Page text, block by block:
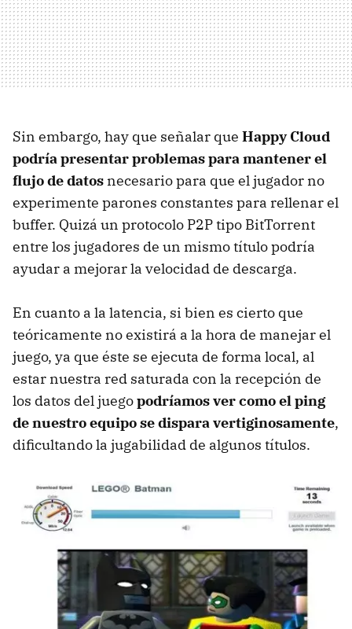
Sin embargo, hay que señalar que Happy Cloud
podría presentar problemas para mantener el
flujo de datos necesario para que el jugador no
experimente parones constantes para rellenar el
buffer. Quizá un protocolo P2P tipo BitTorrent
entre los jugadores de un mismo título podría
ayudar a mejorar la velocidad de descarga.
En cuanto a la latencia, si bien es cierto que
teóricamente no existirá a la hora de manejar el
juego, ya que éste se ejecuta de forma local, al
estar nuestra red saturada con la recepción de
los datos del juegopodríamos ver como el ping
de nuestro equipo se dispara vertiginosamente,
dificultando la jugabilidad de algunos títulos.